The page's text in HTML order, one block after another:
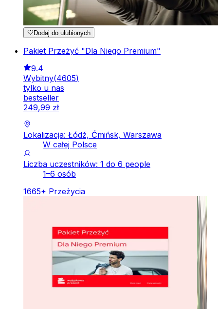
Dodaj do ulubionych
Pakiet Przeżyć "Dla Niego Premium"
9.4
Wybitny(4605)
tylko u nas
bestseller
249,99 zł
Lokalizacja: Łódź, Ćmińsk, Warszawa
W całej Polsce
Liczba uczestników: 1 do 6 people
1–6 osób
1665+ Przeżycia